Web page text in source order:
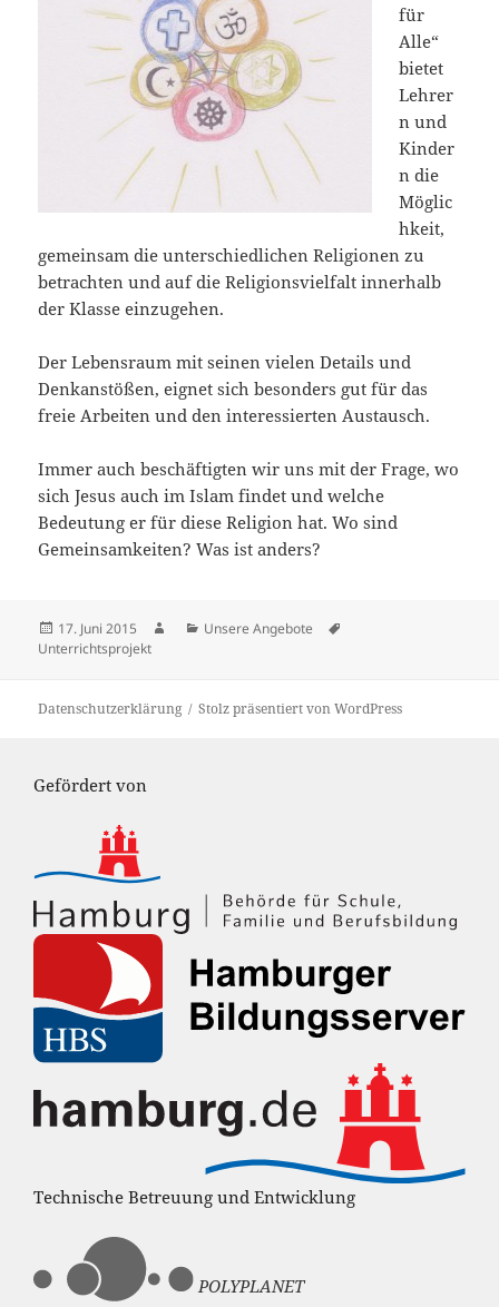
für
Alle“
bietet
Lehrer
n und
Kinder
n die
Möglic
hkeit,
gemeinsam die unterschiedlichen Religionen zu
betrachten und auf die Religionsvielfalt innerhalb
der Klasse einzugehen.
Der Lebensraum mit seinen vielen Details und
Denkanstößen, eignet sich besonders gut für das
freie Arbeiten und den interessierten Austausch.
Immer auch beschäftigten wir uns mit der Frage, wo
sich Jesus auch im Islam findet und welche
Bedeutung er für diese Religion hat. Wo sind
Gemeinsamkeiten? Was ist anders?
Veröffentlicht
am
17. Juni 2015 Autor Kategorien
Unsere Angebote
Unterrichtsprojekt
Datenschutzerklärung Stolz präsentiert von WordPress
Gefördert von
Technische Betreuung und Entwicklung
POLYPLANET